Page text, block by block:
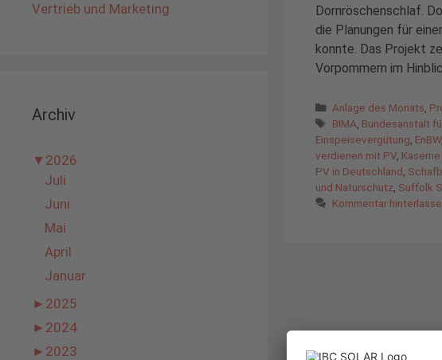
Dornröschenschlaf.
die Planungen für
konnte. Das Projekt
Vorpommern im
Kategorien
Anlage des Monats
Schlagwörter
BIMA Bundesanstalt
Einspeisevergütung EnBW,
verdienen mit PV
PV in Deutschland
und Naturschutz Suffolk
Kommentar
Vertrieb und Marketing
Archiv
▼ 2026
Juli
Juni
Mai
April
Januar
► 2025
► 2024
► 2023